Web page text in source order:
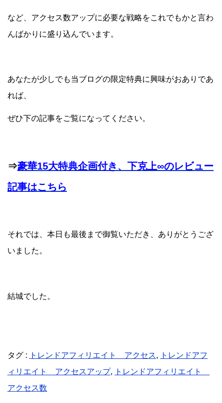
など、アクセス数アップに必要な戦略をこれでもかと言わ
んばかりに盛り込んでいます。
あなたが少しでも当ブログの限定特典に興味がおありであ
れば、
ぜひ下の記事をご覧になってください。
⇒豪華15大特典企画付き、下克上∞のレビュー
記事はこちら
それでは、本日も最後まで御覧いただき、ありがとうござ
いました。
結城でした。
タグ : トレンドアフィリエイト アクセス,
トレンドアフ
ィリエイト アクセスアップ,
トレンドアフィリエイト
アクセス数